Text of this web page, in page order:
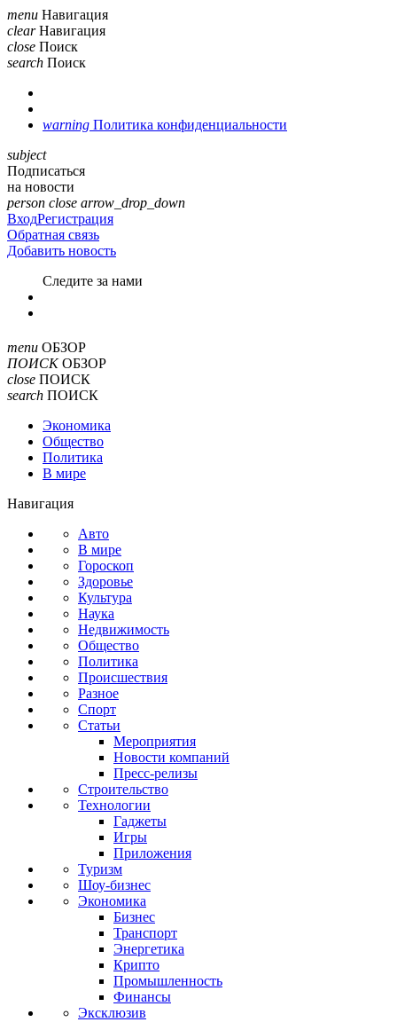
menu Навигация
clear Навигация
close Поиск
search Поиск
warning Политика конфиденциальности
subject
Подписаться
на новости
person close arrow_drop_down
ВходРегистрация
Обратная связь
Добавить новость
Cледите за нами
menu ОБЗОР
ПОИСК ОБЗОР
close ПОИСК
search ПОИСК
Экономика
Общество
Политика
В мире
Навигация
Авто
В мире
Гороскоп
Здоровье
Культура
Наука
Недвижимость
Общество
Политика
Происшествия
Разное
Спорт
Статьи
Мероприятия
Новости компаний
Пресс-релизы
Строительство
Технологии
Гаджеты
Игры
Приложения
Туризм
Шоу-бизнес
Экономика
Бизнес
Транспорт
Энергетика
Крипто
Промышленность
Финансы
Эксклюзив